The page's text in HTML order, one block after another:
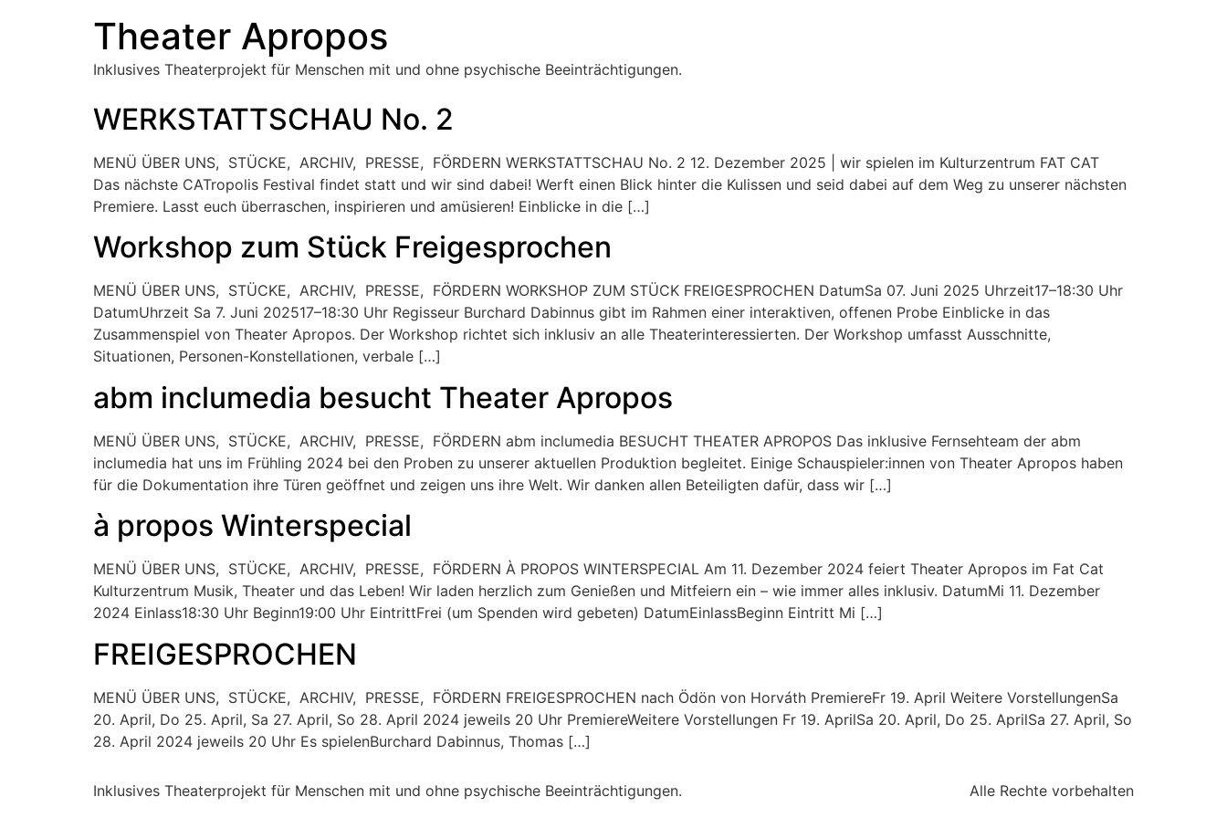
Theater Apropos
Inklusives Theaterprojekt für Menschen mit und ohne psychische Beeinträchtigungen.
WERKSTATTSCHAU No. 2
MENÜ ÜBER UNS, STÜCKE, ARCHIV, PRESSE, FÖRDERN WERKSTATTSCHAU No. 2 12. Dezember 2025 | wir spielen im Kulturzentrum FAT CAT
Das nächste CATropolis Festival findet statt und wir sind dabei! Werft einen Blick hinter die Kulissen und seid dabei auf dem Weg zu unserer nächsten
Premiere. Lasst euch überraschen, inspirieren und amüsieren! Einblicke in die […]
Workshop zum Stück Freigesprochen
MENÜ ÜBER UNS, STÜCKE, ARCHIV, PRESSE, FÖRDERN WORKSHOP ZUM STÜCK FREIGESPROCHEN DatumSa 07. Juni 2025 Uhrzeit17–18:30 Uhr
DatumUhrzeit Sa 7. Juni 202517–18:30 Uhr Regisseur Burchard Dabinnus gibt im Rahmen einer interaktiven, offenen Probe Einblicke in das
Zusammenspiel von Theater Apropos. Der Workshop richtet sich inklusiv an alle Theaterinteressierten. Der Workshop umfasst Ausschnitte,
Situationen, Personen-Konstellationen, verbale […]
abm inclumedia besucht Theater Apropos
MENÜ ÜBER UNS, STÜCKE, ARCHIV, PRESSE, FÖRDERN abm inclumedia BESUCHT THEATER APROPOS Das inklusive Fernsehteam der abm
inclumedia hat uns im Frühling 2024 bei den Proben zu unserer aktuellen Produktion begleitet. Einige Schauspieler:innen von Theater Apropos haben
für die Dokumentation ihre Türen geöffnet und zeigen uns ihre Welt. Wir danken allen Beteiligten dafür, dass wir […]
à propos Winterspecial
MENÜ ÜBER UNS, STÜCKE, ARCHIV, PRESSE, FÖRDERN À PROPOS WINTERSPECIAL Am 11. Dezember 2024 feiert Theater Apropos im Fat Cat
Kulturzentrum Musik, Theater und das Leben! Wir laden herzlich zum Genießen und Mitfeiern ein – wie immer alles inklusiv. DatumMi 11. Dezember
2024 Einlass18:30 Uhr Beginn19:00 Uhr EintrittFrei (um Spenden wird gebeten) DatumEinlassBeginn Eintritt Mi […]
FREIGESPROCHEN
MENÜ ÜBER UNS, STÜCKE, ARCHIV, PRESSE, FÖRDERN FREIGESPROCHEN nach Ödön von Horváth PremiereFr 19. April Weitere VorstellungenSa
20. April, Do 25. April, Sa 27. April, So 28. April 2024 jeweils 20 Uhr PremiereWeitere Vorstellungen Fr 19. AprilSa 20. April, Do 25. AprilSa 27. April, So
28. April 2024 jeweils 20 Uhr Es spielenBurchard Dabinnus, Thomas […]
Inklusives Theaterprojekt für Menschen mit und ohne psychische Beeinträchtigungen. Alle Rechte vorbehalten